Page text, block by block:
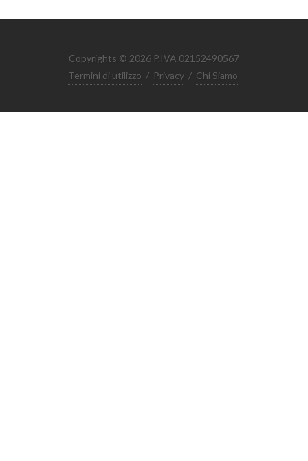
Copyrights © 2026 P.IVA 02152490567
Termini di utilizzo / Privacy / Chi Siamo